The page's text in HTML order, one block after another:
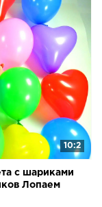
10:2
с шариками
Лопаем